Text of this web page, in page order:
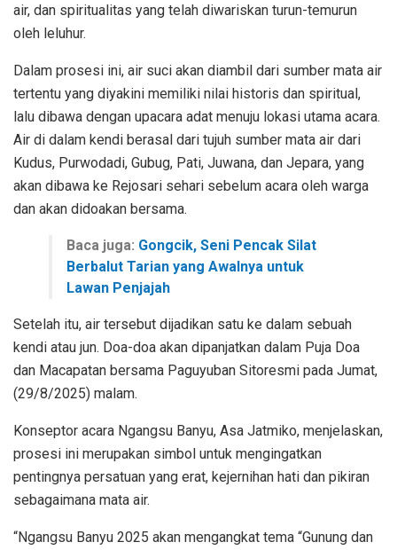
air, dan spiritualitas yang telah diwariskan turun-temurun
oleh leluhur.
Dalam prosesi ini, air suci akan diambil dari sumber mata air
tertentu yang diyakini memiliki nilai historis dan spiritual,
lalu dibawa dengan upacara adat menuju lokasi utama acara.
Air di dalam kendi berasal dari tujuh sumber mata air dari
Kudus, Purwodadi, Gubug, Pati, Juwana, dan Jepara, yang
akan dibawa ke Rejosari sehari sebelum acara oleh warga
dan akan didoakan bersama.
Baca juga: Gongcik, Seni Pencak Silat
Berbalut Tarian yang Awalnya untuk
Lawan Penjajah
Setelah itu, air tersebut dijadikan satu ke dalam sebuah
kendi atau jun. Doa-doa akan dipanjatkan dalam Puja Doa
dan Macapatan bersama Paguyuban Sitoresmi pada Jumat,
(29/8/2025) malam.
Konseptor acara Ngangsu Banyu, Asa Jatmiko, menjelaskan,
prosesi ini merupakan simbol untuk mengingatkan
pentingnya persatuan yang erat, kejernihan hati dan pikiran
sebagaimana mata air.
“Ngangsu Banyu 2025 akan mengangkat tema “Gunung dan